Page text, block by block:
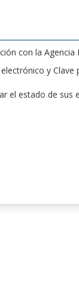
con la
y
el estado de